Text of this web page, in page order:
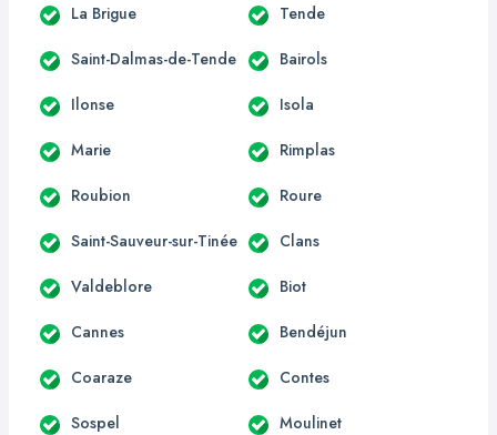
La Brigue Tende
Saint-Dalmas-de-Tende Bairols
Ilonse Isola
Marie Rimplas
Roubion Roure
Saint-Sauveur-sur-Tinée Clans
Valdeblore Biot
Cannes Bendéjun
Coaraze Contes
Sospel Moulinet